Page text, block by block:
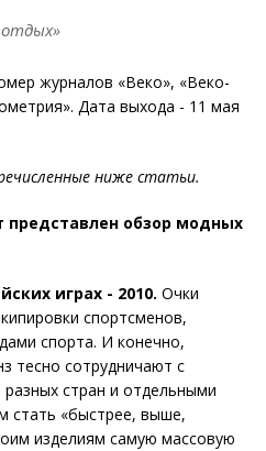
журналов «Веко», «Веко-
Дата выхода - 11 мая
ниже статьи.
представлен обзор модных
играх - 2010. Очки
спортсменов,
спорта. И конечно,
тесно сотрудничают с
стран и отдельными
стать «быстрее, выше,
изделиям самую массовую